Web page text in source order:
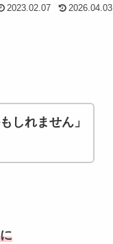
2023.02.07 2026.04.03
しれません」